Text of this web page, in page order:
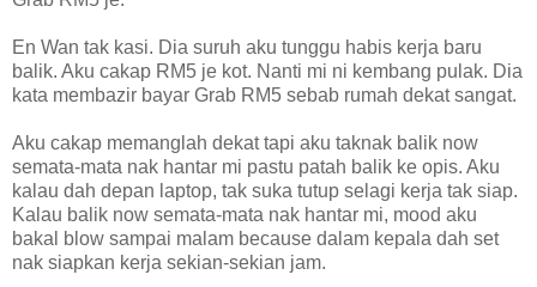
En Wan tak kasi. Dia suruh aku tunggu habis kerja baru
balik. Aku cakap RM5 je kot. Nanti mi ni kembang pulak. Dia
kata membazir bayar Grab RM5 sebab rumah dekat sangat.
Aku cakap memanglah dekat tapi aku taknak balik now
semata-mata nak hantar mi pastu patah balik ke opis. Aku
kalau dah depan laptop, tak suka tutup selagi kerja tak siap.
Kalau balik now semata-mata nak hantar mi, mood aku
bakal blow sampai malam because dalam kepala dah set
nak siapkan kerja sekian-sekian jam.